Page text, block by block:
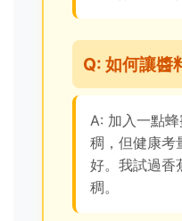
Q: 如何讓醬
A: 加入一點
稠，但健康考
好。我試過香
稠。